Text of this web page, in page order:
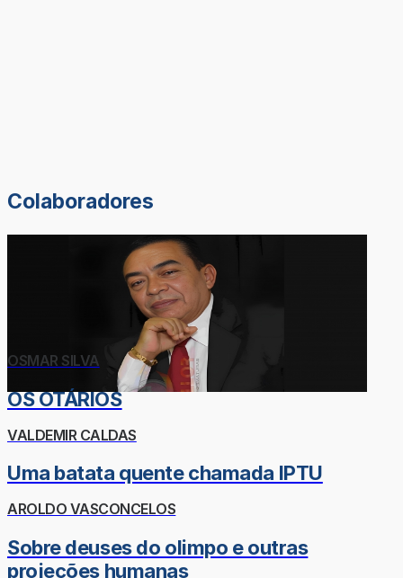
Colaboradores
OSMAR SILVA
OS OTÁRIOS
VALDEMIR CALDAS
Uma batata quente chamada IPTU
AROLDO VASCONCELOS
Sobre deuses do olimpo e outras
projeções humanas